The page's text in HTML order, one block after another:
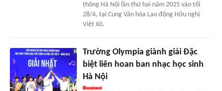
thông Hà Nội lần thứ hai năm 2025 vào tối
28/4, tại Cung Văn hóa Lao động Hữu nghị
Việt Xô.
Trường Olympia giành giải Đặc
biệt liên hoan ban nhạc học sinh
Hà Nội